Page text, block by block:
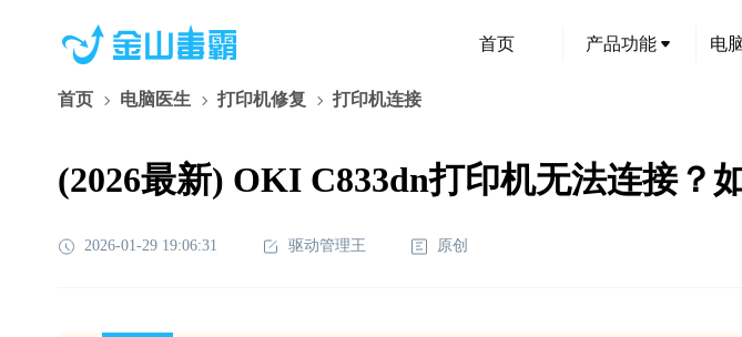
首页 产品功能 电
首页 电脑医生 打印机修复 打印机连接
(2026最新) OKI C833dn打印机无法连接？
2026-01-29 19:06:31 驱动管理王 原创